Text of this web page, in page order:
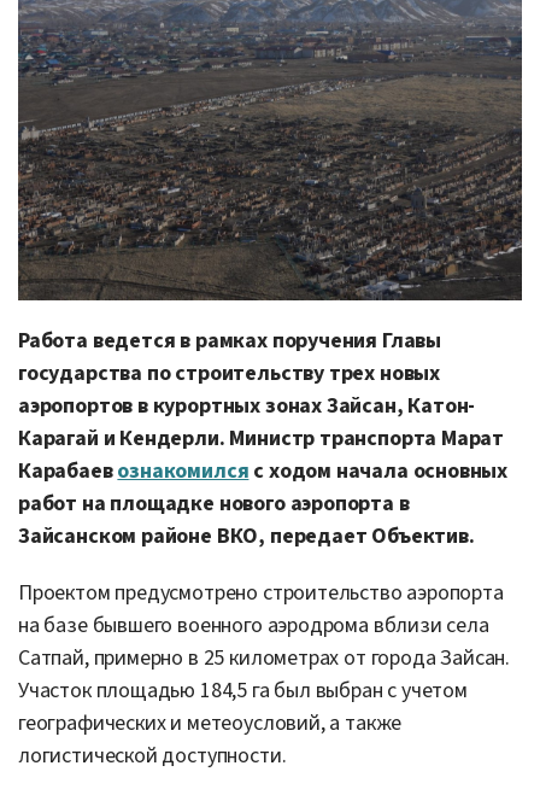
Работа ведется в рамках поручения Главы
государства по строительству трех новых
аэропортов в курортных зонах Зайсан, Катон-
Карагай и Кендерли. Министр транспорта Марат
Карабаевознакомился с ходом начала основных
работ на площадке нового аэропорта в
Зайсанском районе ВКО, передает Объектив.
Проектом предусмотрено строительство аэропорта
на базе бывшего военного аэродрома вблизи села
Сатпай, примерно в 25 километрах от города Зайсан.
Участок площадью 184,5 га был выбран с учетом
географических и метеоусловий, а также
логистической доступности.